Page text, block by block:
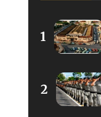
1
2